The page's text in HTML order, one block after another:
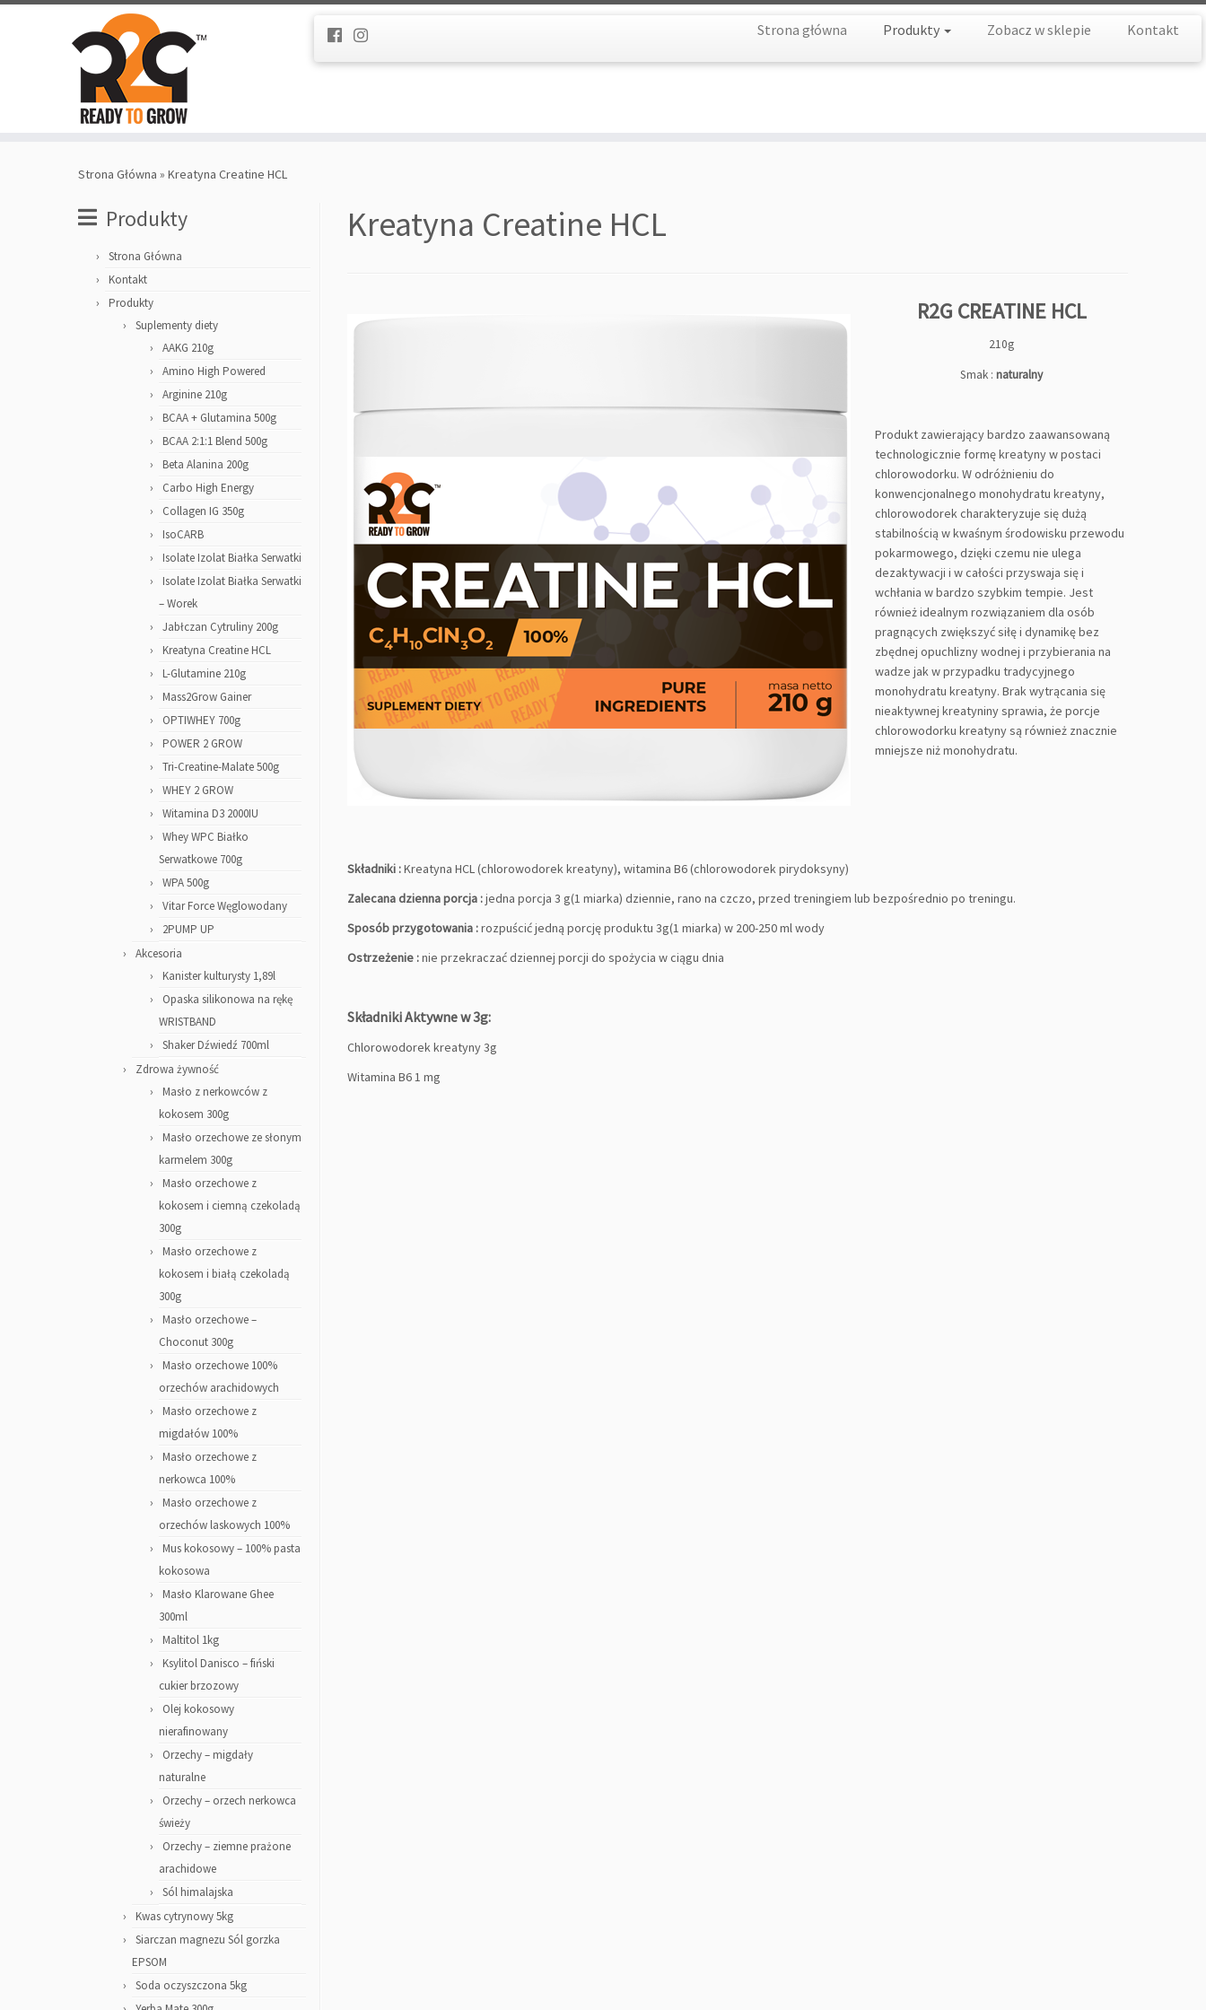
Strona główna Produkty Zobacz w sklepie Kontakt
Strona Główna » Kreatyna Creatine HCL
Produkty
Strona Główna
Kontakt
Produkty
Suplementy diety
AAKG 210g
Amino High Powered
Arginine 210g
BCAA + Glutamina 500g
BCAA 2:1:1 Blend 500g
Beta Alanina 200g
Carbo High Energy
Collagen IG 350g
IsoCARB
Isolate Izolat Białka Serwatki
Isolate Izolat Białka Serwatki
– Worek
Jabłczan Cytruliny 200g
Kreatyna Creatine HCL
L-Glutamine 210g
Mass2Grow Gainer
OPTIWHEY 700g
POWER 2 GROW
Tri-Creatine-Malate 500g
WHEY 2 GROW
Witamina D3 2000IU
Whey WPC Białko
Serwatkowe 700g
WPA 500g
Vitar Force Węglowodany
2PUMP UP
Akcesoria
Kanister kulturysty 1,89l
Opaska silikonowa na rękę
WRISTBAND
Shaker Dźwiedź 700ml
Zdrowa żywność
Masło z nerkowców z
kokosem 300g
Masło orzechowe ze słonym
karmelem 300g
Masło orzechowe z
kokosem i ciemną czekoladą
300g
Masło orzechowe z
kokosem i białą czekoladą
300g
Masło orzechowe –
Choconut 300g
Masło orzechowe 100%
orzechów arachidowych
Masło orzechowe z
migdałów 100%
Masło orzechowe z
nerkowca 100%
Masło orzechowe z
orzechów laskowych 100%
Mus kokosowy – 100% pasta
kokosowa
Masło Klarowane Ghee
300ml
Maltitol 1kg
Ksylitol Danisco – fiński
cukier brzozowy
Olej kokosowy
nierafinowany
Orzechy – migdały
naturalne
Orzechy – orzech nerkowca
świeży
Orzechy – ziemne prażone
arachidowe
Sól himalajska
Kwas cytrynowy 5kg
Siarczan magnezu Sól gorzka
EPSOM
Soda oczyszczona 5kg
Kreatyna Creatine HCL
R2G CREATINE HCL
210g
Smak :naturalny
Produkt zawierający bardzo zaawansowaną
technologicznie formę kreatyny w postaci
chlorowodorku. W odróżnieniu do
konwencjonalnego monohydratu kreatyny,
chlorowodorek charakteryzuje się dużą
stabilnością w kwaśnym środowisku przewodu
pokarmowego, dzięki czemu nie ulega
dezaktywacji i w całości przyswaja się i
wchłania w bardzo szybkim tempie. Jest
również idealnym rozwiązaniem dla osób
pragnących zwiększyć siłę i dynamikę bez
zbędnej opuchlizny wodnej i przybierania na
wadze jak w przypadku tradycyjnego
monohydratu kreatyny. Brak wytrącania się
nieaktywnej kreatyniny sprawia, że porcje
chlorowodorku kreatyny są również znacznie
mniejsze niż monohydratu.
Składniki :Kreatyna HCL (chlorowodorek kreatyny), witamina B6 (chlorowodorek pirydoksyny)
Zalecana dzienna porcja :jedna porcja 3 g(1 miarka) dziennie, rano na czczo, przed treningiem lub bezpośrednio po treningu.
Sposób przygotowania :rozpuścić jedną porcję produktu 3g(1 miarka) w 200-250 ml wody
Ostrzeżenie :nie przekraczać dziennej porcji do spożycia w ciągu dnia
Składniki Aktywne w 3g:
Chlorowodorek kreatyny 3g
Witamina B6 1 mg